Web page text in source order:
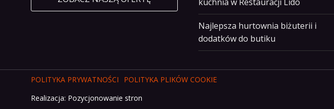
Najlepsza hurtownia biżuterii i
dodatków do butiku
POLITYKA PRYWATNOŚCI
POLITYKA PLIKÓW COOKIE
Realizacja: Pozycjonowanie stron